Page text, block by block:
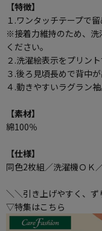
【特徴】
１.ワンタッチテープで留
※接着力維持のため、洗
ください。
２.洗濯絵表示をプリン
３.後ろ見頃長めで背中が
４.動きやすいラグラン袖
【素材】
綿100％
【仕様】
同色2枚組／洗濯機ＯＫ
＼＼引き上げやすく、
▽特集はこちら